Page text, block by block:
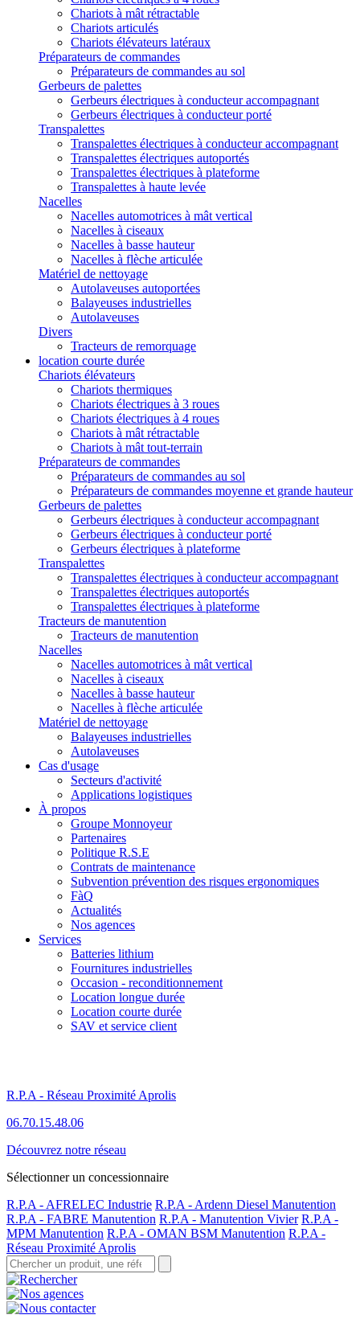
Chariots à mât rétractable
Chariots articulés
Chariots élévateurs latéraux
Préparateurs de commandes
Préparateurs de commandes au sol
Gerbeurs de palettes
Gerbeurs électriques à conducteur accompagnant
Gerbeurs électriques à conducteur porté
Transpalettes
Transpalettes électriques à conducteur accompagnant
Transpalettes électriques autoportés
Transpalettes électriques à plateforme
Transpalettes à haute levée
Nacelles
Nacelles automotrices à mât vertical
Nacelles à ciseaux
Nacelles à basse hauteur
Nacelles à flèche articulée
Matériel de nettoyage
Autolaveuses autoportées
Balayeuses industrielles
Autolaveuses
Divers
Tracteurs de remorquage
location courte durée
Chariots élévateurs
Chariots thermiques
Chariots électriques à 3 roues
Chariots électriques à 4 roues
Chariots à mât rétractable
Chariots à mât tout-terrain
Préparateurs de commandes
Préparateurs de commandes au sol
Préparateurs de commandes moyenne et grande hauteur
Gerbeurs de palettes
Gerbeurs électriques à conducteur accompagnant
Gerbeurs électriques à conducteur porté
Gerbeurs électriques à plateforme
Transpalettes
Transpalettes électriques à conducteur accompagnant
Transpalettes électriques autoportés
Transpalettes électriques à plateforme
Tracteurs de manutention
Tracteurs de manutention
Nacelles
Nacelles automotrices à mât vertical
Nacelles à ciseaux
Nacelles à basse hauteur
Nacelles à flèche articulée
Matériel de nettoyage
Balayeuses industrielles
Autolaveuses
Cas d'usage
Secteurs d'activité
Applications logistiques
À propos
Groupe Monnoyeur
Partenaires
Politique R.S.E
Contrats de maintenance
Subvention prévention des risques ergonomiques
FàQ
Actualités
Nos agences
Services
Batteries lithium
Fournitures industrielles
Occasion - reconditionnement
Location longue durée
Location courte durée
SAV et service client
R.P.A - Réseau Proximité Aprolis
06.70.15.48.06
Découvrez notre réseau
Sélectionner un concessionnaire
R.P.A - AFRELEC Industrie R.P.A - Ardenn Diesel Manutention
R.P.A - FABRE Manutention R.P.A - Manutention Vivier R.P.A -
MPM Manutention R.P.A - OMAN BSM Manutention R.P.A -
Réseau Proximité Aprolis